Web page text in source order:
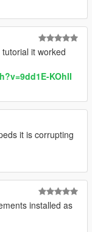
it worked
KOhlI
it is corrupting
installed as